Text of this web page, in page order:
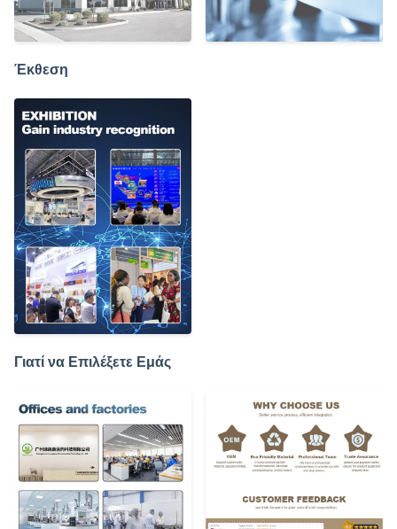
Έκθεση
Γιατί να Επιλέξετε Εμάς